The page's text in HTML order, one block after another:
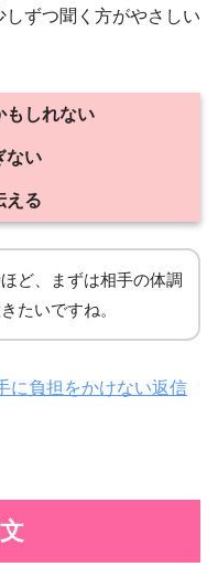
ずつ聞く方がやさしい
もしれない
ない
える
ど、まずは相手の体調
たいですね。
に負担をかけない返信